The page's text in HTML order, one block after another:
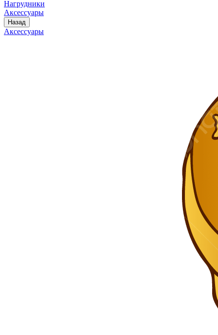
Нагрудники
Аксессуары
Назад
Аксессуары